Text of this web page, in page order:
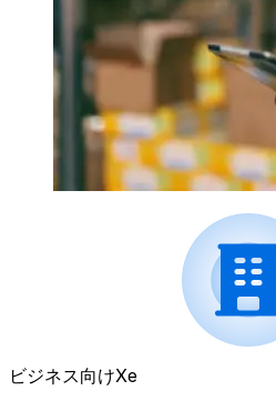
ビジネス向けXe